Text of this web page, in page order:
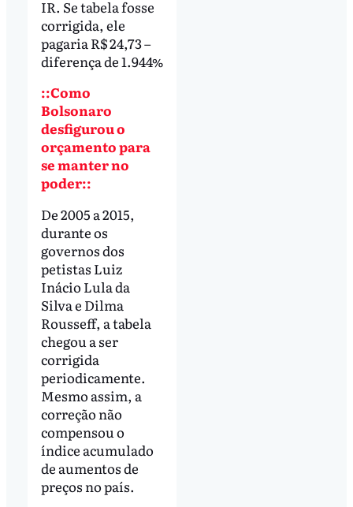
IR. Se tabela fosse
corrigida, ele
pagaria R$ 24,73 –
diferença de 1.944%
::Como
Bolsonaro
desfigurou o
orçamento para
se manter no
poder::
De 2005 a 2015,
durante os
governos dos
petistas Luiz
Inácio Lula da
Silva e Dilma
Rousseff, a tabela
chegou a ser
corrigida
periodicamente.
Mesmo assim, a
correção não
compensou o
índice acumulado
de aumentos de
preços no país.